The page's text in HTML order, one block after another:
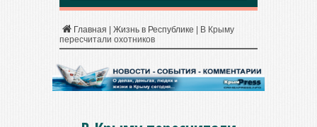
Главная Жизнь в Республике
В Крыму
пересчитали охотников